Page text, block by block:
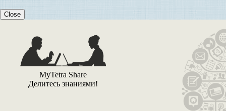
Close
MyTetra Share
Делитесь знаниями!